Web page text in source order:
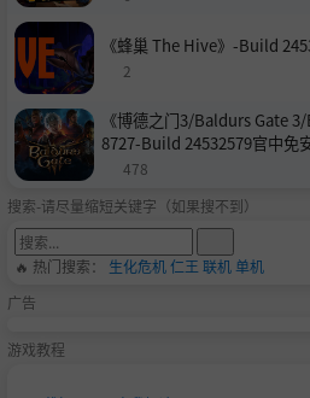
《蜂巢 The Hive》-Build
2
《博德之门3/Baldurs Gate
8727-Build 24532579官中免
478
搜索-请尽量缩短关键字（如果搜不到）
🔥 热门搜索： 生化危机仁王 联机单机
广告
游戏教程